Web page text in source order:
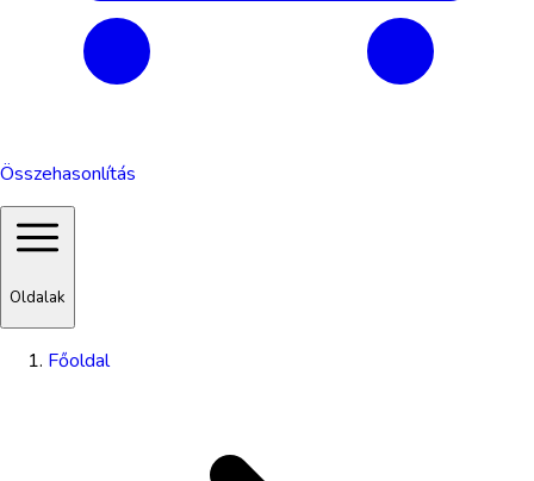
Összehasonlítás
Oldalak
Főoldal